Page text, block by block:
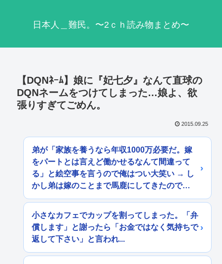
日本人＿難民。〜2ｃｈ読み物まとめ〜
【DQNﾈｰﾑ】娘に『妃七夕』なんて直球の
DQNネームをつけてしまった…娘よ、欲
張りすぎてごめん。
2015.09.25
弟が「家族を養うなら年収1000万必要だ。嫁
をパートとは言えど働かせるなんて間違って
る」と絵空事を言うので俺はつい大笑い → し
かし弟は嫁のことまで馬鹿にしてきたので…
小さなカフェでカップを割ってしまった。「弁
償します」と謝ったら「お金ではなく気持ちで
返して下さい」と言われ...